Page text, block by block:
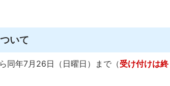
いて
同年7月26日（日曜日）まで（受け付けは終